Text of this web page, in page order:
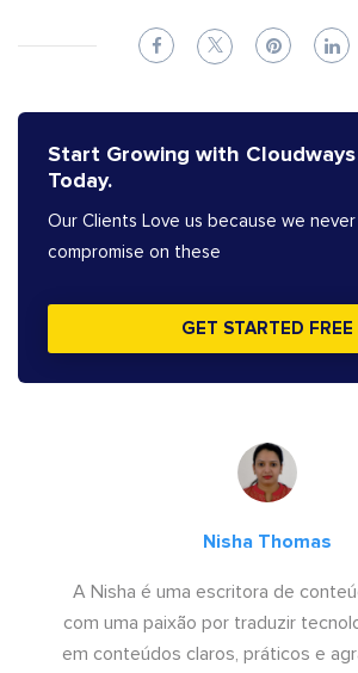
Start Growing with Cloudways
Today.
Our Clients Love us because we never
compromise on these
GET STARTED FREE
Nisha Thomas
A Nisha é uma escritora de
com uma paixão por traduzir
em conteúdos claros, práticos e